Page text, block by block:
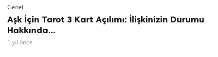
Genel
Aşk İçin Tarot 3 Kart Açılımı: İlişkinizin Durumu
Hakkında...
1 yıl önce